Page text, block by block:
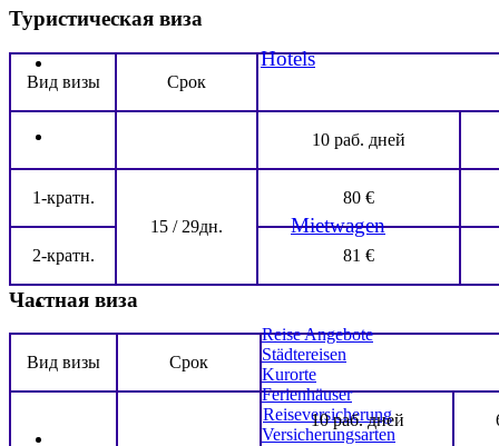
Hotels
Mietwagen
Reise Angebote
Städtereisen
Kurorte
Ferienhäuser
Reiseversicherung
Versicherungsarten
Туристическая виза
Вид визы Срок
10 раб. дней
1-кратн.
15 / 29дн.
80 €
2-кратн. 81 €
Частная виза
Вид визы Срок
10 раб. дней